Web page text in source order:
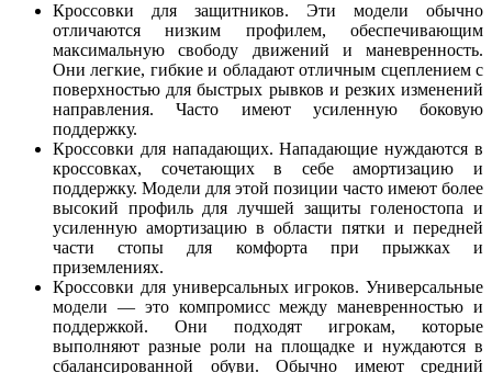
Кроссовки для защитников. Эти модели обычно
отличаются низким профилем, обеспечивающим
максимальную свободу движений и маневренность.
Они легкие, гибкие и обладают отличным сцеплением с
поверхностью для быстрых рывков и резких изменений
направления. Часто имеют усиленную боковую
поддержку.
Кроссовки для нападающих. Нападающие нуждаются в
кроссовках, сочетающих в себе амортизацию и
поддержку. Модели для этой позиции часто имеют более
высокий профиль для лучшей защиты голеностопа и
усиленную амортизацию в области пятки и передней
части стопы для комфорта при прыжках и
приземлениях.
Кроссовки для универсальных игроков. Универсальные
модели — это компромисс между маневренностью и
поддержкой. Они подходят игрокам, которые
выполняют разные роли на площадке и нуждаются в
сбалансированной обуви. Обычно имеют средний